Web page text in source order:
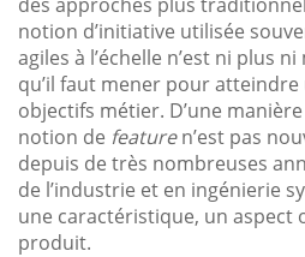
notion d’initiative utilisée
agiles à l’échelle n’est ni plus
qu’il faut mener pour
objectifs métier. D’une
notion de featuren’est pas
depuis de très nombreuses
de l’industrie et en ingénierie
une caractéristique, un aspect
produit.